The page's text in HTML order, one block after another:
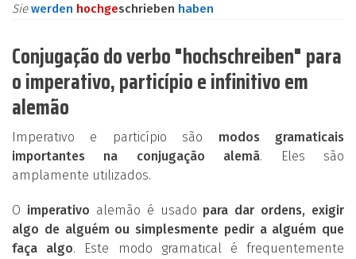
Siewerden hochgeschrieben haben
Conjugação do verbo "hochschreiben" para
o imperativo, particípio e infinitivo em
alemão
Imperativo e particípio são modos gramaticais
importantes na conjugação alemã. Eles são
amplamente utilizados.
O imperativo alemão é usado para dar ordens, exigir
algo de alguém ou simplesmente pedir a alguém que
faça algo. Este modo gramatical é frequentemente